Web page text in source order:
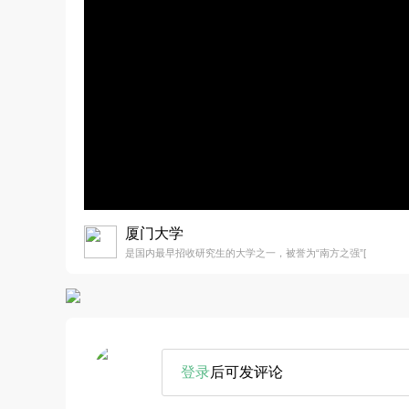
厦门大学
是国内最早招收研究生的大学之一，被誉为“南方之强”[
登录后可发评论